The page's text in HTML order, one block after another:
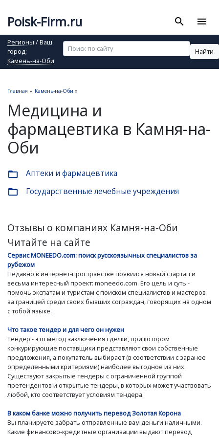
Poisk-Firm.ru search menu
Регионы / Ваш
город:
Камень-на-Оби
Найти
Главная » Камень-на-Оби »
Медицина и
фармацевтика в Камня-на-
Оби
folder_open Аптеки и фармацевтика
folder_open Государственные лечебные учреждения
Отзывы о компаниях Камня-на-Оби
Читайте на сайте
Сервис MONEEDO.com: поиск русскоязычных специалистов за
рубежом
Недавно в интернет-пространстве появился новый стартап и
весьма интересный проект: moneedo.com. Его цель и суть -
помочь экспатам и туристам с поиском специалистов и мастеров
за границей среди своих бывших сограждан, говорящих на одном
с тобой языке.
Что такое тендер и для чего он нужен
Тендер - это метод заключения сделки, при котором
конкурирующие поставщики представляют свои собственные
предложения, а покупатель выбирает (в соответствии с заранее
определенными критериями) наиболее выгодное из них.
Существуют закрытые тендеры с ограниченной группой
претендентов и открытые тендеры, в которых может участвовать
любой, кто соответствует условиям тендера.
В каком банке можно получить перевод Золотая Корона
Вы планируете забрать отправленные вам деньги наличными.
Какие финансово-кредитные организации выдают перевод